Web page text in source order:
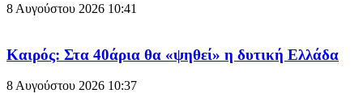
8 Αυγούστου 2026 10:41
Καιρός: Στα 40άρια θα «ψηθεί» η δυτική Ελλάδα
8 Αυγούστου 2026 10:37